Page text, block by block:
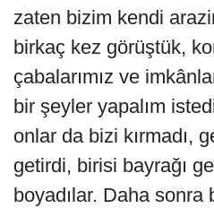
zaten bizim kendi
birkaç kez görüştük,
çabalarımız ve
bir şeyler yapalım
onlar da bizi kırmadı,
getirdi, birisi bayrağı
boyadılar. Daha sonra